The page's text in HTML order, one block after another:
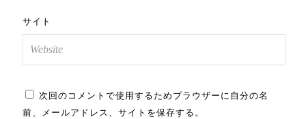
サイト
次回のコメントで使用するためブラウザーに自分の名
前、メールアドレス、サイトを保存する。